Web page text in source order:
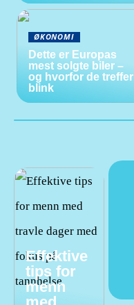
ØKONOMI
Dette er Europas
mest solgte biler –
og hvorfor de treffer
blink
Effektive
tips for
menn